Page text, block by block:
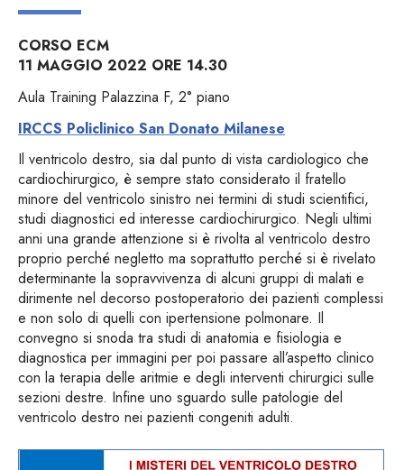
CORSO ECM
11 MAGGIO 2022 ORE 14.30
Aula Training Palazzina F, 2° piano
IRCCS Policlinico San Donato Milanese
Il ventricolo destro, sia dal punto di vista cardiologico che
cardiochirurgico, è sempre stato considerato il fratello
minore del ventricolo sinistro nei termini di studi scientifici,
studi diagnostici ed interesse cardiochirurgico. Negli ultimi
anni una grande attenzione si è rivolta al ventricolo destro
proprio perché negletto ma soprattutto perché si è rivelato
determinante la sopravvivenza di alcuni gruppi di malati e
dirimente nel decorso postoperatorio dei pazienti complessi
e non solo di quelli con ipertensione polmonare. Il
convegno si snoda tra studi di anatomia e fisiologia e
diagnostica per immagini per poi passare all’aspetto clinico
con la terapia delle aritmie e degli interventi chirurgici sulle
sezioni destre. Infine uno sguardo sulle patologie del
ventricolo destro nei pazienti congeniti adulti.